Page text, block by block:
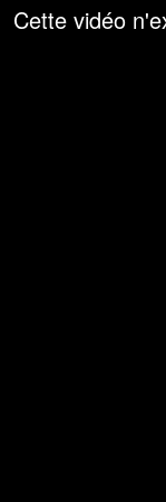
Cette vidéo